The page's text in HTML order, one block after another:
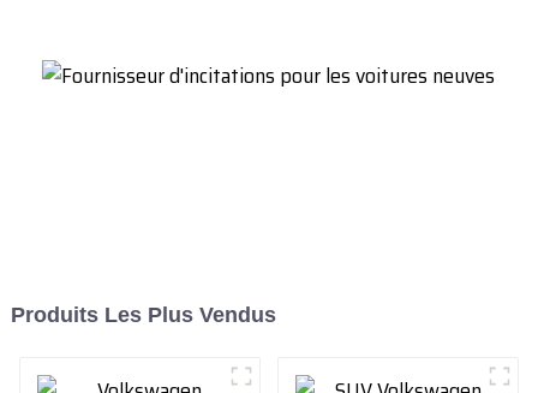
Produits Les Plus Vendus